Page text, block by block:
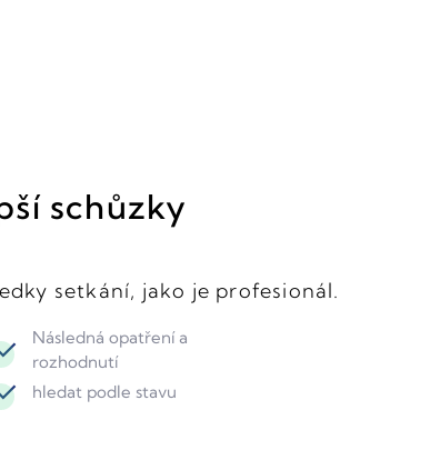
schůzky
setkání, jako je profesionál.
Následná opatření a
rozhodnutí
hledat podle stavu